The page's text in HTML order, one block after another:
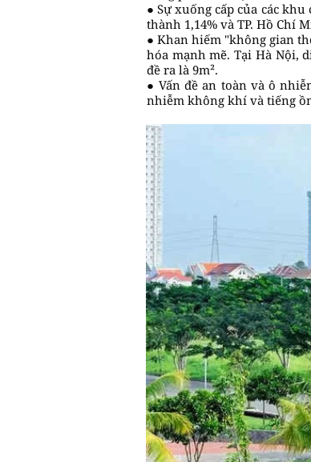
● Sự xuống cấp của các
thành 1,14% và TP. Hồ Chí
● Khan hiếm "không gian
hóa mạnh mẽ. Tại Hà Nội,
đề ra là 9m².
● Vấn đề an toàn và ô
nhiễm không khí và tiếng